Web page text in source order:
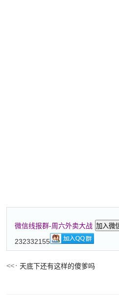
微信线报群-周六外卖大战 加入微
232332155
天底下还有这样的傻爹吗